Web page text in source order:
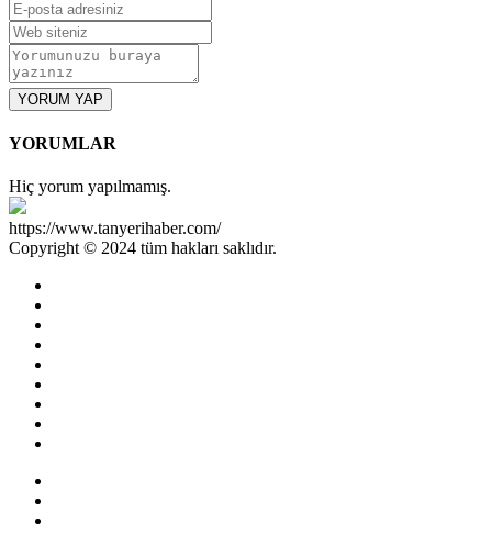
YORUM YAP
YORUMLAR
Hiç yorum yapılmamış.
https://www.tanyerihaber.com/
Copyright © 2024 tüm hakları saklıdır.